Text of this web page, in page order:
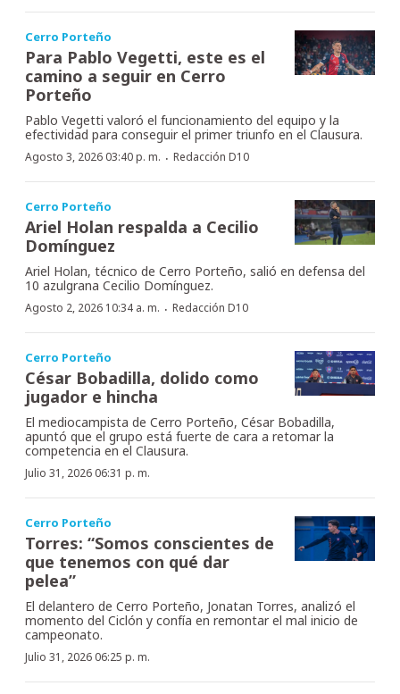
Cerro Porteño
Para Pablo Vegetti, este es el
camino a seguir en Cerro
Porteño
Pablo Vegetti valoró el funcionamiento del equipo y la
efectividad para conseguir el primer triunfo en el Clausura.
Agosto 3, 2026 03:40 p. m. · Redacción D10
Cerro Porteño
Ariel Holan respalda a Cecilio
Domínguez
Ariel Holan, técnico de Cerro Porteño, salió en defensa del
10 azulgrana Cecilio Domínguez.
Agosto 2, 2026 10:34 a. m. · Redacción D10
Cerro Porteño
César Bobadilla, dolido como
jugador e hincha
El mediocampista de Cerro Porteño, César Bobadilla,
apuntó que el grupo está fuerte de cara a retomar la
competencia en el Clausura.
Julio 31, 2026 06:31 p. m.
Cerro Porteño
Torres: “Somos conscientes de
que tenemos con qué dar
pelea”
El delantero de Cerro Porteño, Jonatan Torres, analizó el
momento del Ciclón y confía en remontar el mal inicio de
campeonato.
Julio 31, 2026 06:25 p. m.